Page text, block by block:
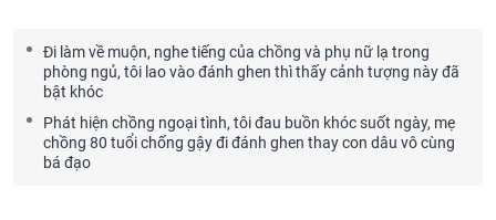
Đi làm về muộn, nghe tiếng của chồng và phụ nữ lạ trong
phòng ngủ, tôi lao vào đánh ghen thì thấy cảnh tượng này đã
bật khóc
Phát hiện chồng ngoại tình, tôi đau buồn khóc suốt ngày, mẹ
chồng 80 tuổi chống gậy đi đánh ghen thay con dâu vô cùng
bá đạo